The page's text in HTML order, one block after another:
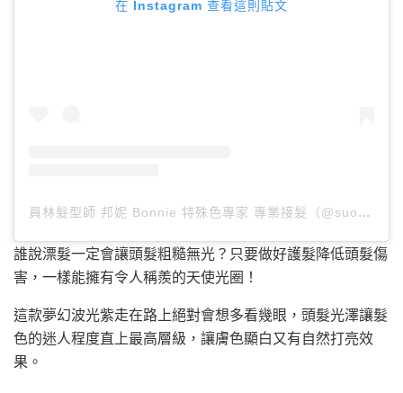
在 Instagram 查看這則貼文
員林髮型師 邦妮 Bonnie 特殊色專家 專業接髮（@suo12350）分享的貼文
誰說漂髮一定會讓頭髮粗糙無光？只要做好護髮降低頭髮傷
害，一樣能擁有令人稱羨的天使光圈！
這款夢幻波光紫走在路上絕對會想多看幾眼，頭髮光澤讓髮
色的迷人程度直上最高層級，讓膚色顯白又有自然打亮效
果。